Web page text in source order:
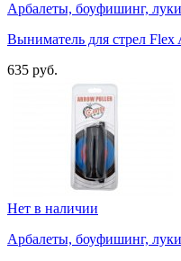
Арбалеты, боуфишинг,
Выниматель для стрел Flex
635 руб.
Нет в наличии
Арбалеты, боуфишинг,